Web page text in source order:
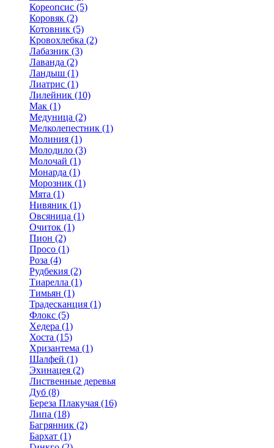
Кореопсис (5)
Коровяк (2)
Котовник (5)
Кровохлебка (2)
Лабазник (3)
Лаванда (2)
Ландыш (1)
Лиатрис (1)
Лилейник (10)
Мак (1)
Медуница (2)
Мелколепестник (1)
Молиния (1)
Молодило (3)
Молочай (1)
Монарда (1)
Морозник (1)
Мята (1)
Нивяник (1)
Овсяница (1)
Очиток (1)
Пион (2)
Просо (1)
Роза (4)
Рудбекия (2)
Тиарелла (1)
Тимьян (1)
Традесканция (1)
Флокс (5)
Хедера (1)
Хоста (15)
Хризантема (1)
Шалфей (1)
Эхинацея (2)
Лиственные деревья
Дуб (8)
Береза Плакучая (16)
Липа (18)
Багрянник (2)
Бархат (1)